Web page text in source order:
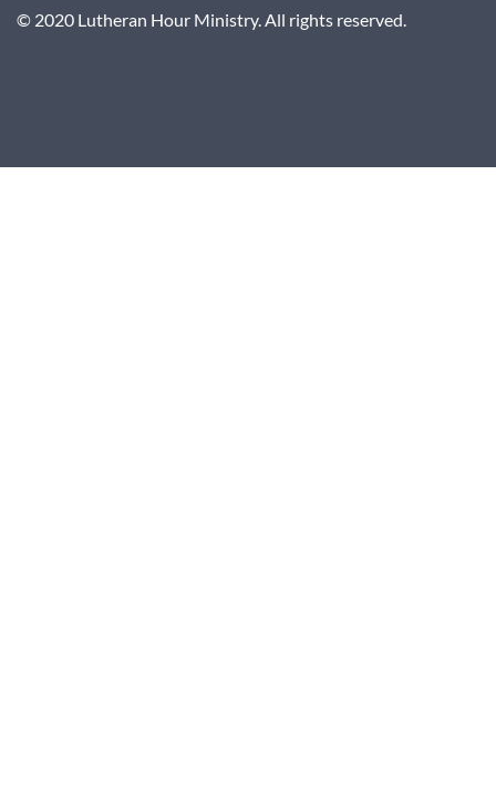
© 2020 Lutheran Hour Ministry. All rights reserved.